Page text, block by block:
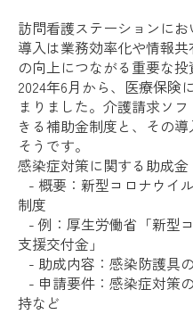
訪問看護ステーションに
導入は業務効率化や情報
の向上につながる重要な投
2024年6月から、医療保険
まりました。介護請求ソ
きる補助金制度と、その
そうです。
感染症対策に関する助成金
- 概要：新型コロナウイ
制度
- 例：厚生労働省「新型
支援交付金」
- 助成内容：感染防護具
- 申請要件：感染症対策
持など